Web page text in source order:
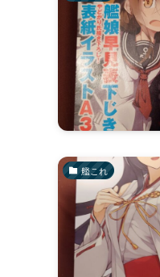
艦これ